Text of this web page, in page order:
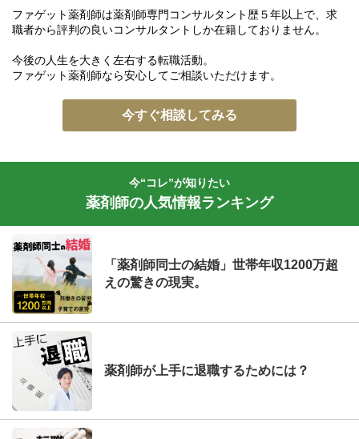
ファゲット薬剤師は薬剤師専門コンサルタント歴５年以上で、求
職者から評判の良いコンサルタントしか在籍しておりません。
今後の人生を大きく左右する転職活動。
ファゲット薬剤師なら安心してご相談いただけます。
今すぐ相談してみる
今“コレ”が知りたい
薬剤師の人気情報ランキング
「薬剤師同士の結婚」世帯年収1200万超
えの驚きの現実。
薬剤師が上手に退職するためには？